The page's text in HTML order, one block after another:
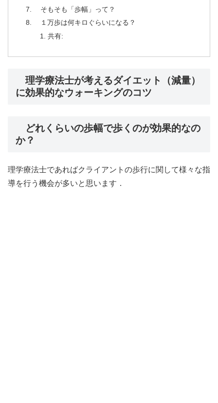
そもそも「歩幅」って？
１万歩は何キロぐらいになる？
共有:
理学療法士が考えるダイエット（減量）
に効果的なウォーキングのコツ
どれくらいの歩幅で歩くのが効果的なの
か？
理学療法士であればクライアントの歩行に関して様々な指
導を行う機会が多いと思います．